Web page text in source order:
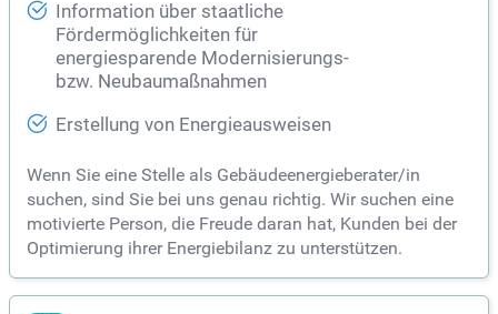
Information über staatliche
Fördermöglichkeiten für
energiesparende Modernisierungs-
bzw. Neubaumaßnahmen
Erstellung von Energieausweisen
Wenn Sie eine Stelle als Gebäudeenergieberater/in
suchen, sind Sie bei uns genau richtig. Wir suchen eine
motivierte Person, die Freude daran hat, Kunden bei der
Optimierung ihrer Energiebilanz zu unterstützen.